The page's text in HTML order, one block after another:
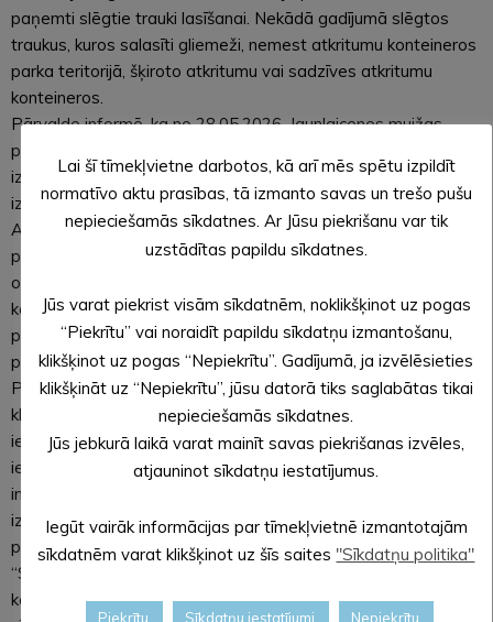
paņemti slēgtie trauki lasīšanai. Nekādā gadījumā slēgtos
traukus, kuros salasīti gliemeži, nemest atkritumu konteineros
parka teritorijā, šķiroto atkritumu vai sadzīves atkritumu
konteineros.
Pārvalde informē, ka no 28.05.2026. Jaunlaicenes muižas
parkā uzsākta Spānijas kailgliemeža ierobežošana un
izskaušana arī ar limacīdiem (granulām). Parkā par to
izvietotas brīdinājuma zīmes.
Atkarībā no laika apstākļiem, Spānijas kailgliemeža
populācijas lieluma, nepieciešamības gadījumā pārvalde
organizēs gliemežu savākšanas talku. Pārvaldes
kontaktpersona par gliemežu ierobežošanas organizatorisko
procesu Jaunlaicenē ir ēku un apsaimniekojamās teritorijas
pārzine Judīte Kaktiņa, telefons 29489910.
Pārvalde atgādina, ka novada iedzīvotājiem katra pagasta
klientu apkalpošanas centrā – bibliotēkā ir iespējams
iepazīties ar pieejamo informāciju par Spānijas kailgliemeža
ierobežošanu, tai skaitā savos īpašumos. Ar papildu
informāciju var iepazīties Dabas aizsardzības pārvaldes
izveidotajā tīmekļvietnē www.invazivs.lv “Invazīvo sugu
pārvaldnieks” pieejamajiem materiāliem, kā arī izdevumu
“Spānijas kailgliemezis (Arion vulgaris) un citu invazīvo
kailgliemežu sugas Latvijā un to ierobežošanas metodes”. Ja
Lai šī tīmekļvietne darbotos, kā arī mēs spētu izpildīt
normatīvo aktu prasības, tā izmanto savas un trešo pušu
nepieciešamās sīkdatnes. Ar Jūsu piekrišanu var tik
uzstādītas papildu sīkdatnes.
Jūs varat piekrist visām sīkdatnēm, noklikšķinot uz pogas
“Piekrītu” vai noraidīt papildu sīkdatņu izmantošanu,
klikšķinot uz pogas “Nepiekrītu”. Gadījumā, ja izvēlēsieties
klikšķināt uz “Nepiekrītu”, jūsu datorā tiks saglabātas tikai
nepieciešamās sīkdatnes.
Jūs jebkurā laikā varat mainīt savas piekrišanas izvēles,
atjauninot sīkdatņu iestatījumus.
Iegūt vairāk informācijas par tīmekļvietnē izmantotajām
sīkdatnēm varat klikšķinot uz šīs saites "Sīkdatņu politika"
Piekrītu Sīkdatņu iestatījumi Nepiekrītu